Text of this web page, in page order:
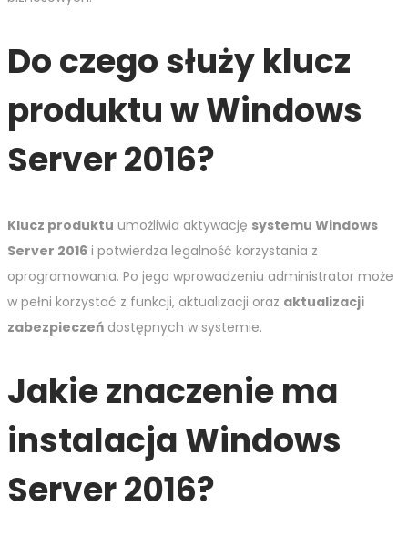
Do czego służy klucz
produktu w Windows
Server 2016?
Klucz produktu umożliwia aktywację systemu Windows
Server 2016 i potwierdza legalność korzystania z
oprogramowania. Po jego wprowadzeniu administrator może
w pełni korzystać z funkcji, aktualizacji oraz aktualizacji
zabezpieczeń dostępnych w systemie.
Jakie znaczenie ma
instalacja Windows
Server 2016?